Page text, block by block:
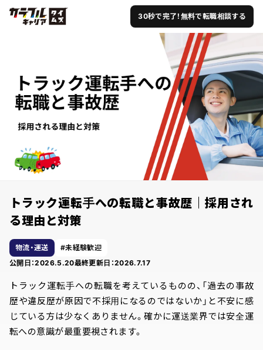
30秒で完了！無料で転職相談する
トラック運転手への転職と事故歴｜採用され
る理由と対策
物流・運送
未経験歓迎
公開日：2026.5.20最終更新日：2026.7.17
トラック運転手への転職を考えているものの、「過去の事故
歴や違反歴が原因で不採用になるのではないか」と不安に感
じている方は少なくありません。確かに運送業界では安全運
転への意識が最重要視されます。